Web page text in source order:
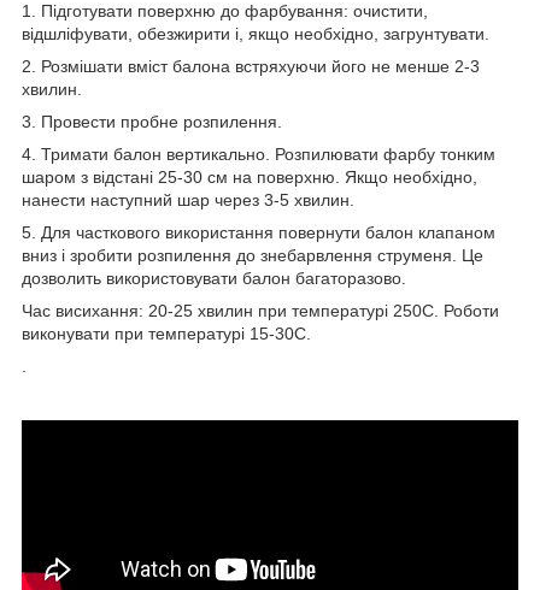
1. Підготувати поверхню до фарбування: очистити,
відшліфувати, обезжирити і, якщо необхідно, загрунтувати.
2. Розмішати вміст балона встряхуючи його не менше 2-3
хвилин.
3. Провести пробне розпилення.
4. Тримати балон вертикально. Розпилювати фарбу тонким
шаром з відстані 25-30 см на поверхню. Якщо необхідно,
нанести наступний шар через 3-5 хвилин.
5. Для часткового використання повернути балон клапаном
вниз і зробити розпилення до знебарвлення струменя. Це
дозволить використовувати балон багаторазово.
Час висихання: 20-25 хвилин при температурі 250C. Роботи
виконувати при температурі 15-30C.
.